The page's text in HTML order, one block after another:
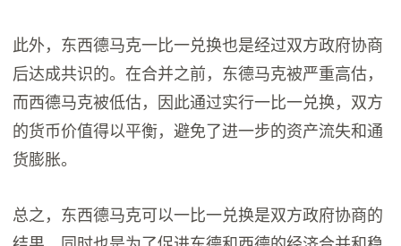
此外，东西德马克一比一兑换也是经过双方政府协商
后达成共识的。在合并之前，东德马克被严重高估，
而西德马克被低估，因此通过实行一比一兑换，双方
的货币价值得以平衡，避免了进一步的资产流失和通
货膨胀。
总之，东西德马克可以一比一兑换是双方政府协商的